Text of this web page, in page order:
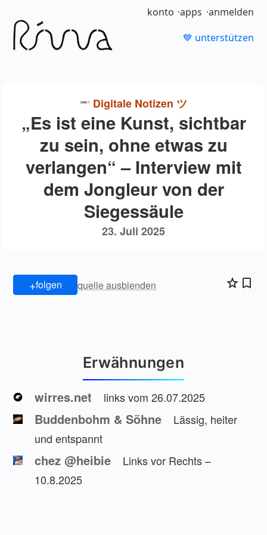
konto apps anmelden
💙 unterstützen
Digitale Notizen ツ
„Es ist eine Kunst, sichtbar
zu sein, ohne etwas zu
verlangen“ – Interview mit
dem Jongleur von der
Siegessäule
23. Juli 2025
+folgen quelle ausblenden
Erwähnungen
wirres.net links vom 26.07.2025
Buddenbohm & Söhne
Lässig, heiter
und entspannt
chez @heibie
Links vor Rechts –
10.8.2025